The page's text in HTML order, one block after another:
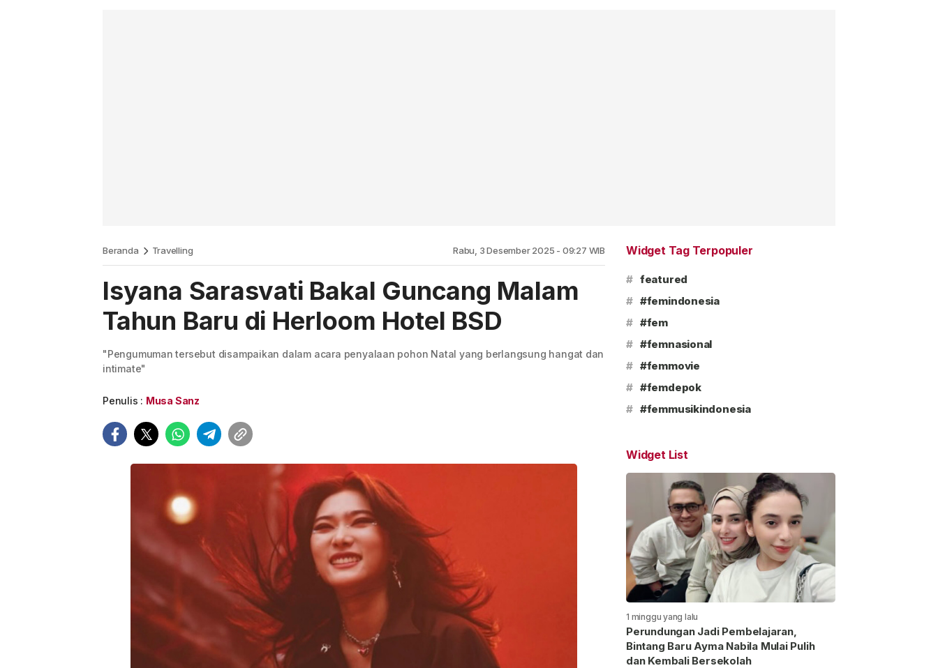
Beranda Travelling Rabu, 3 Desember 2025 - 09:27 WIB
Isyana Sarasvati Bakal Guncang Malam
Tahun Baru di Herloom Hotel BSD
"Pengumuman tersebut disampaikan dalam acara penyalaan pohon Natal yang berlangsung hangat dan
intimate"
Penulis : Musa Sanz
Widget Tag Terpopuler
# featured
# #femindonesia
# #fem
# #femnasional
# #femmovie
# #femdepok
# #femmusikindonesia
Widget List
1 minggu yang lalu
Perundungan Jadi Pembelajaran,
Bintang Baru Ayma Nabila Mulai Pulih
dan Kembali Bersekolah